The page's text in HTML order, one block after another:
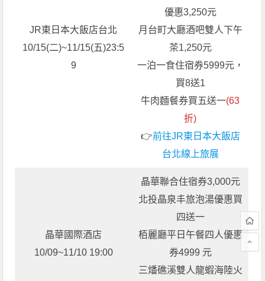
JR東日本大飯店台北
10/15(二)~11/15(五)23:5
9
優惠3,250元
月台町大廳酒吧雙人下午
茶1,250元
一泊一食住宿券5999元，
買8送1
牛肉麵餐券買五送一(63
折)
👉前往JR東日本大飯店
台北線上旅展
晶華國際酒店
10/09~11/10 19:00
晶華聯合住宿券3,000元
北投晶泉丰旅泡湯優惠買
四送一
栢麗廳平日午餐四人優惠
券4999 元
三燔礁溪雙人龍蝦海陸火